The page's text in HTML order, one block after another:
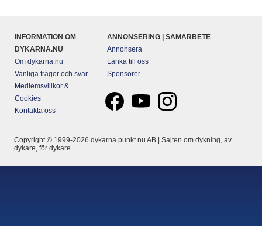
INFORMATION OM
DYKARNA.NU
Om dykarna.nu
Vanliga frågor och svar
Medlemsvillkor &
Cookies
Kontakta oss
ANNONSERING | SAMARBETE
Annonsera
Länka till oss
Sponsorer
Copyright © 1999-2026 dykarna punkt nu AB | Sajten om dykning, av
dykare, för dykare.